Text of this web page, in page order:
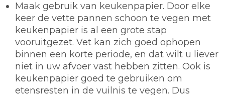
Maak gebruik van keukenpapier. Door elke
keer de vette pannen schoon te vegen met
keukenpapier is al een grote stap
vooruitgezet. Vet kan zich goed ophopen
binnen een korte periode, en dat wilt u liever
niet in uw afvoer vast hebben zitten. Ook is
keukenpapier goed te gebruiken om
etensresten in de vuilnis te vegen. Dus